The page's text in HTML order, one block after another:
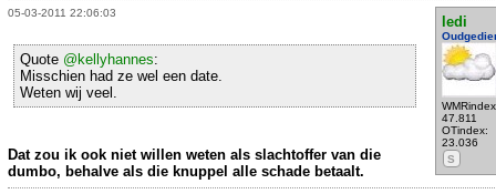
05-03-2011 22:06:03
ledi
47.811
OTindex:
23.036
S
Quote @kellyhannes:
Misschien had ze wel een date.
Weten wij veel.
Dat zou ik ook niet willen weten als slachtoffer van die
dumbo, behalve als die knuppel alle schade betaalt.